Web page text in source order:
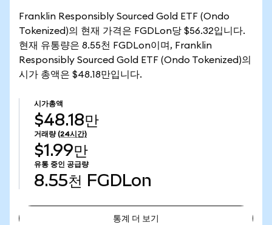
Franklin Responsibly Sourced Gold ETF (Ondo
Tokenized)의 현재 가격은 FGDLon당 $56.32입니다.
현재 유통량은 8.55천 FGDLon이며, Franklin
Responsibly Sourced Gold ETF (Ondo Tokenized)의
시가 총액은 $48.18만입니다.
시가총액
$48.18만
거래량 (24시간)
$1.99만
유통 중인 공급량
8.55천 FGDLon
통계 더 보기